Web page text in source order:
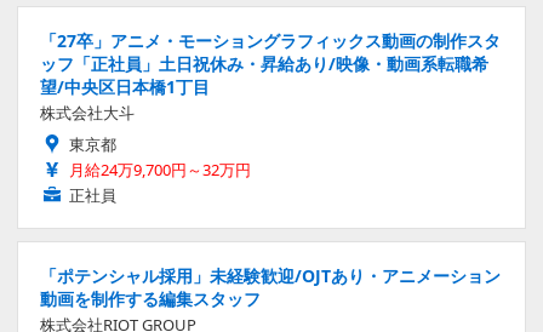
「27卒」アニメ・モーショングラフィックス動画の制作スタ
ッフ「正社員」土日祝休み・昇給あり/映像・動画系転職希
望/中央区日本橋1丁目
株式会社大斗
東京都
月給24万9,700円～32万円
正社員
「ポテンシャル採用」未経験歓迎/OJTあり・アニメーション
動画を制作する編集スタッフ
株式会社RIOT GROUP